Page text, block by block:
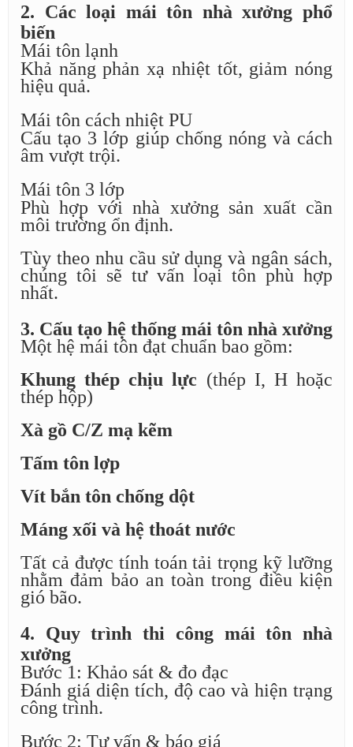
2. Các loại mái tôn nhà xưởng phổ
biến
Mái tôn lạnh
Khả năng phản xạ nhiệt tốt, giảm nóng
hiệu quả.
Mái tôn cách nhiệt PU
Cấu tạo 3 lớp giúp chống nóng và cách
âm vượt trội.
Mái tôn 3 lớp
Phù hợp với nhà xưởng sản xuất cần
môi trường ổn định.
Tùy theo nhu cầu sử dụng và ngân sách,
chúng tôi sẽ tư vấn loại tôn phù hợp
nhất.
3. Cấu tạo hệ thống mái tôn nhà xưởng
Một hệ mái tôn đạt chuẩn bao gồm:
Khung thép chịu lực (thép I, H hoặc
thép hộp)
Xà gồ C/Z mạ kẽm
Tấm tôn lợp
Vít bắn tôn chống dột
Máng xối và hệ thoát nước
Tất cả được tính toán tải trọng kỹ lưỡng
nhằm đảm bảo an toàn trong điều kiện
gió bão.
4. Quy trình thi công mái tôn nhà
xưởng
Bước 1: Khảo sát & đo đạc
Đánh giá diện tích, độ cao và hiện trạng
công trình.
Bước 2: Tư vấn & báo giá